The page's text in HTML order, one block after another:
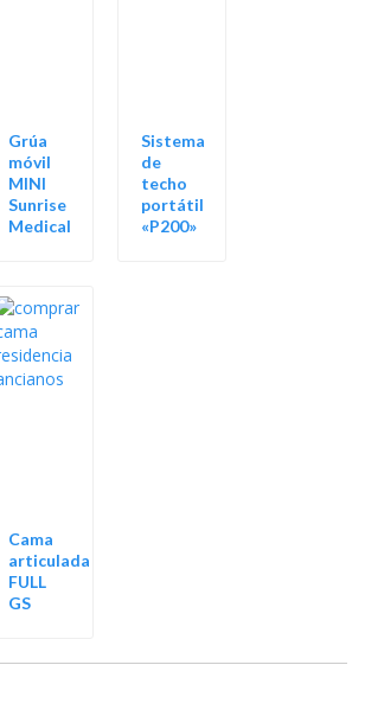
Grúa
móvil
MINI
Sunrise
Medical
Sistema
de
techo
portátil
«P200»
Cama
articulada
FULL
GS